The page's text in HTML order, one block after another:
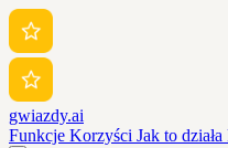
gwiazdy.ai
Funkcje Korzyści Jak to działa